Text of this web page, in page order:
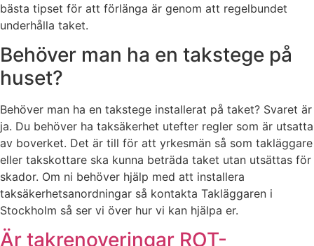
bästa tipset för att förlänga är genom att regelbundet
underhålla taket.
Behöver man ha en takstege på
huset?
Behöver man ha en takstege installerat på taket? Svaret är
ja. Du behöver ha taksäkerhet utefter regler som är utsatta
av boverket. Det är till för att yrkesmän så som takläggare
eller takskottare ska kunna beträda taket utan utsättas för
skador. Om ni behöver hjälp med att installera
taksäkerhetsanordningar så kontakta Takläggaren i
Stockholm så ser vi över hur vi kan hjälpa er.
Är takrenoveringar ROT-